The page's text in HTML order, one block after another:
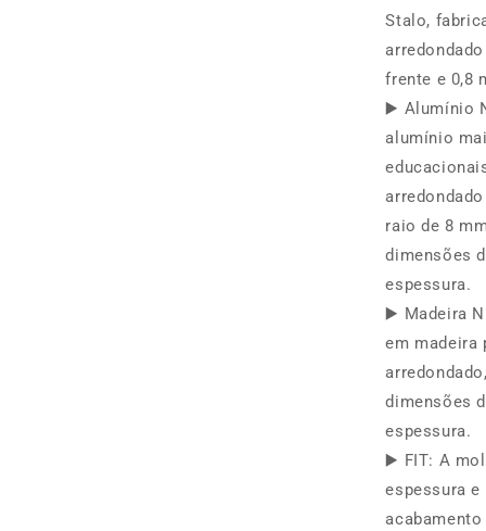
Stalo,
frente e 0,8
▶️ Alumínio
alumínio
raio de 8
dimensões
espessura.
▶️ Madeira
em madeira
dimensões
espessura.
▶️ FIT: A
espessura